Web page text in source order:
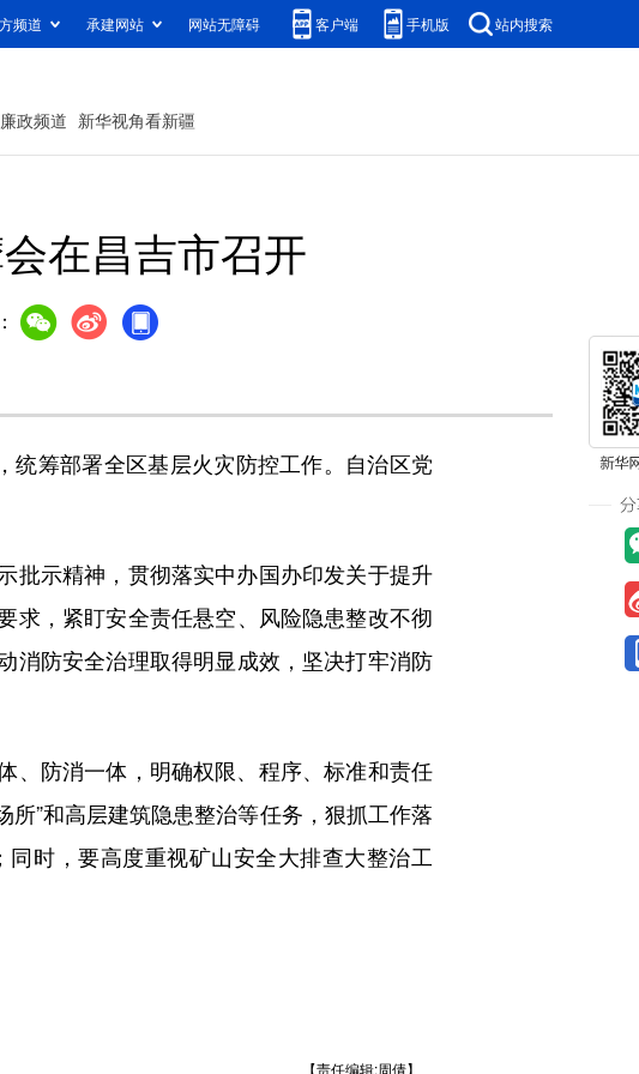
频道 承建网站 网站无障碍 客户端 手机版 站内搜索
廉政频道 新华视角看新疆
在昌吉市召开
筹部署全区基层火灾防控工作。自治区党
示精神，贯彻落实中办国办印发关于提升
求，紧盯安全责任悬空、风险隐患整改不彻
消防安全治理取得明显成效，坚决打牢消防
防消一体，明确权限、程序、标准和责任
”和高层建筑隐患整治等任务，狠抓工作落
时，要高度重视矿山安全大排查大整治工
【责任编辑:周倩】